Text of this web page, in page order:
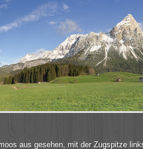
aus gesehen, mit der Zugspitze